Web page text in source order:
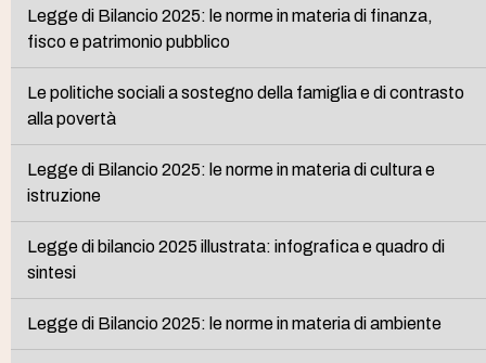
Legge di Bilancio 2025: le norme in materia di finanza,
fisco e patrimonio pubblico
Le politiche sociali a sostegno della famiglia e di contrasto
alla povertà
Legge di Bilancio 2025: le norme in materia di cultura e
istruzione
Legge di bilancio 2025 illustrata: infografica e quadro di
sintesi
Legge di Bilancio 2025: le norme in materia di ambiente